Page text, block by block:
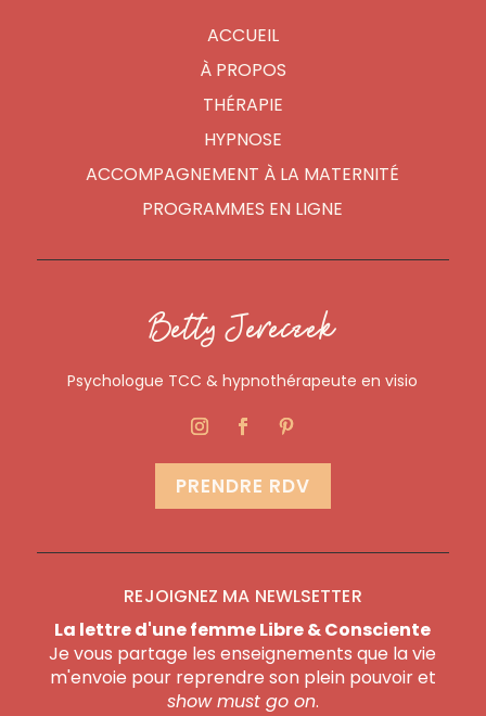
ACCUEIL
À PROPOS
THÉRAPIE
HYPNOSE
ACCOMPAGNEMENT À LA MATERNITÉ
PROGRAMMES EN LIGNE
Betty Jereczek
Psychologue TCC & hypnothérapeute en visio
PRENDRE RDV
REJOIGNEZ MA NEWLSETTER
La lettre d'une femme Libre & Consciente
Je vous partage les enseignements que la vie
m'envoie pour reprendre son plein pouvoir et
show must go on.